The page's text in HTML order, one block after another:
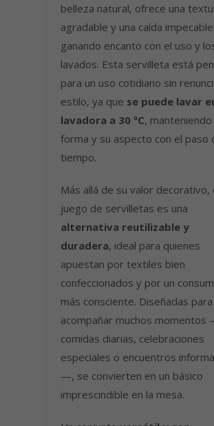
belleza natural, ofrece una
agradable y una caída
ganando encanto con el uso y
lavados. Esta servilleta está
para un uso cotidiano sin
estilo, ya que se puede lavar
lavadora a 30 ºC, manteniendo
forma y su aspecto con el paso
tiempo.
Más allá de su valor decorativo,
juego de servilletas es una
alternativa reutilizable y
duradera, ideal para quienes
apuestan por textiles bien
confeccionados y por un
más consciente. Diseñadas para
acompañar muchos momentos
comidas diarias, celebraciones
especiales o encuentros
—, se convierten en un básico
imprescindible en la mesa.